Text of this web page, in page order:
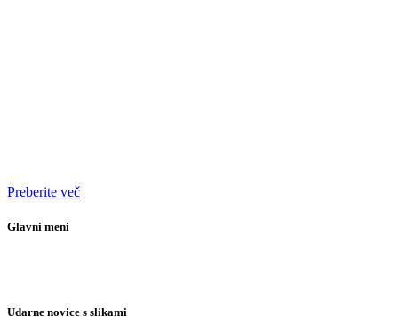
Preberite več
Glavni meni
Udarne novice s slikami